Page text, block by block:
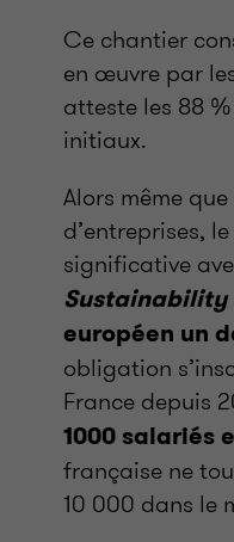
Ce chantier
en œuvre par
atteste les 88
initiaux.
Alors même
d’entreprises,
significative
Sustainability
européen un
obligation
France depuis
1000 salariés
française ne
10 000 dans le